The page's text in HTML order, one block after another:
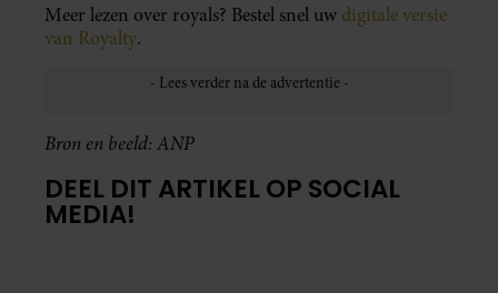
Meer lezen over royals? Bestel snel uw digitale versie
van Royalty.
Bron en beeld: ANP
DEEL DIT ARTIKEL OP SOCIAL
MEDIA!